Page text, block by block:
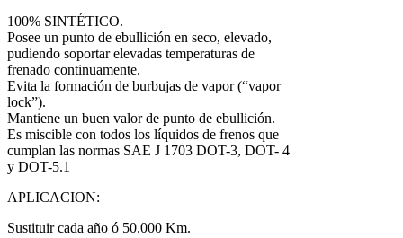
100% SINTÉTICO.
Posee un punto de ebullición en seco, elevado,
pudiendo soportar elevadas temperaturas de
frenado continuamente.
Evita la formación de burbujas de vapor (“vapor
lock”).
Mantiene un buen valor de punto de ebullición.
Es miscible con todos los líquidos de frenos que
cumplan las normas SAE J 1703 DOT-3, DOT- 4
y DOT-5.1
APLICACION:
Sustituir cada año ó 50.000 Km.